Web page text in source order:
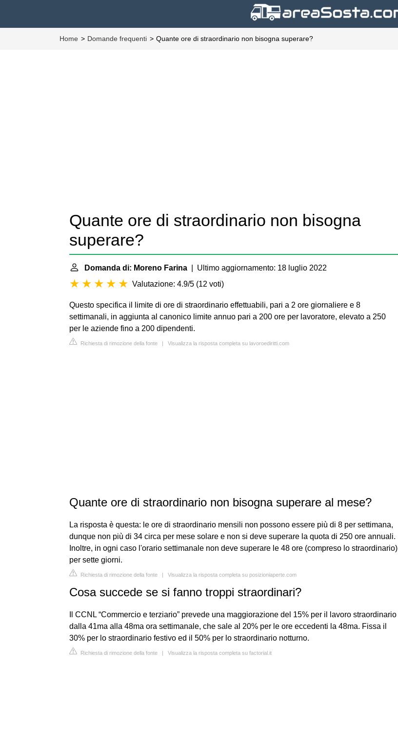
Home Domande frequenti Quante ore di straordinario non bisogna superare?
Quante ore di straordinario non bisogna
superare?
Domanda di: Moreno Farina | Ultimo aggiornamento: 18 luglio 2022
Valutazione: 4.9/5 (12 voti)
Questo specifica il limite di ore di straordinario effettuabili, pari a 2 ore giornaliere e 8
settimanali, in aggiunta al canonico limite annuo pari a 200 ore per lavoratore, elevato a 250
per le aziende fino a 200 dipendenti.
Richiesta di rimozione della fonte | Visualizza la risposta completa su lavoroediritti.com
Quante ore di straordinario non bisogna superare al mese?
La risposta è questa: le ore di straordinario mensili non possono essere più di 8 per settimana,
dunque non più di 34 circa per mese solare e non si deve superare la quota di 250 ore annuali.
Inoltre, in ogni caso l'orario settimanale non deve superare le 48 ore (compreso lo straordinario)
per sette giorni.
Richiesta di rimozione della fonte | Visualizza la risposta completa su posizioniaperte.com
Cosa succede se si fanno troppi straordinari?
Il CCNL “Commercio e terziario” prevede una maggiorazione del 15% per il lavoro straordinario
dalla 41ma alla 48ma ora settimanale, che sale al 20% per le ore eccedenti la 48ma. Fissa il
30% per lo straordinario festivo ed il 50% per lo straordinario notturno.
Richiesta di rimozione della fonte | Visualizza la risposta completa su factorial.it